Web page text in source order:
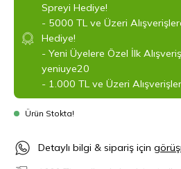
Spreyi Hediye!
- 5000 TL ve Üzeri
Hediye!
- Yeni Üyelere Özel İlk
yeniuye20
- 1.000 TL ve Üzeri
Ürün Stokta!
‎Detaylı bilgi & sipariş için